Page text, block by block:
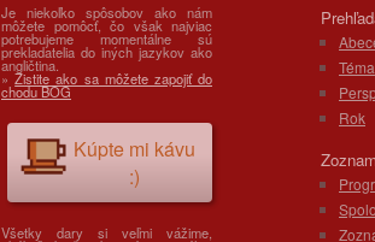
Je niekoľko spôsobov ako nám
môžete pomôcť, čo však najviac
potrebujeme momentálne sú
prekladatelia do iných jazykov ako
angličtina.
»Zistite ako sa môžete zapojiť do
chodu BOG
Kúpte mi kávu
:)
Všetky dary si veľmi vážime,
Téma
Rok